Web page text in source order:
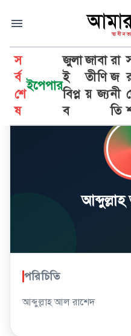
স
র্ব
শে
ষ
ইপেপার
জুলা
ই
বিপ্ল
ব
জা
তী
য়
বা
ণি
জ্য
রা
জ
নী
তি
পরিচিতি
আব্দুল্লাহ আল রাশেদ